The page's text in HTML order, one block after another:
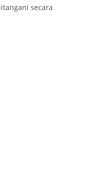
secara